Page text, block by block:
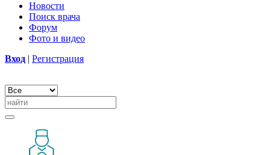
Новости
Поиск врача
Форум
Фото и видео
Вход | Регистрация